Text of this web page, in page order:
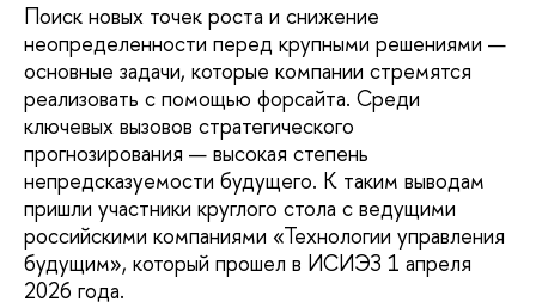
Поиск новых точек роста и снижение
неопределенности перед крупными решениями —
основные задачи, которые компании стремятся
реализовать с помощью форсайта. Среди
ключевых вызовов стратегического
прогнозирования — высокая степень
непредсказуемости будущего. К таким выводам
пришли участники круглого стола с ведущими
российскими компаниями «Технологии управления
будущим», который прошел в ИСИЭЗ 1 апреля
2026 года.